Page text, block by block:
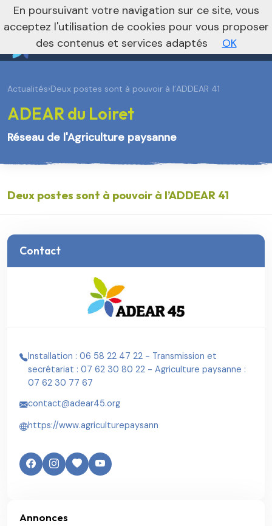
Je m’abonne à la newsletter foncière Vers le site national
Actualités›Deux postes sont à pouvoir à l’ADDEAR 41
ADEAR du Loiret
Réseau de l'Agriculture paysanne
Deux postes sont à pouvoir à l’ADDEAR 41
Contact
Installation : 06 58 22 47 22 - Transmission et
secrétariat : 07 62 30 80 22 - Agriculture paysanne :
07 62 30 77 67
contact@adear45.org
https://www.agriculturepaysann
Annonces
En poursuivant votre navigation sur ce site, vous
acceptez l'utilisation de cookies pour vous proposer
des contenus et services adaptés
OK